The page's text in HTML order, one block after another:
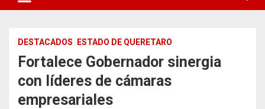
DESTACADOS ESTADO DE QUERETARO
Fortalece Gobernador sinergia
con líderes de cámaras
empresariales